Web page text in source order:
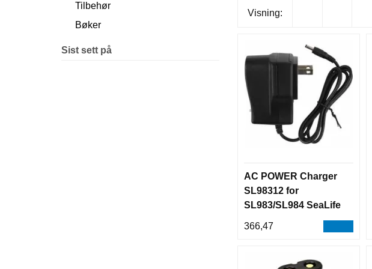
Tilbehør
Bøker
Sist sett på
Visning:
AC POWER Charger
SL98312 for
SL983/SL984 SeaLife
366,47